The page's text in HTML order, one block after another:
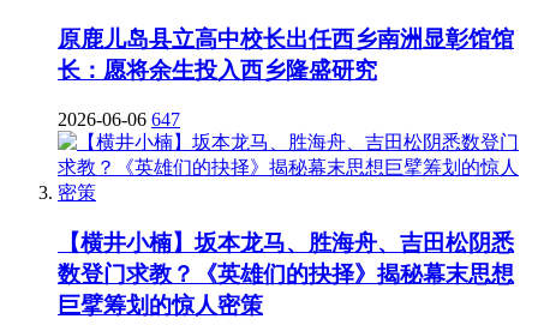
原鹿儿岛县立高中校长出任西乡南洲显彰馆馆
长：愿将余生投入西乡隆盛研究
2026-06-06 647
【横井小楠】坂本龙马、胜海舟、吉田松阴悉
数登门求教？《英雄们的抉择》揭秘幕末思想
巨擘筹划的惊人密策